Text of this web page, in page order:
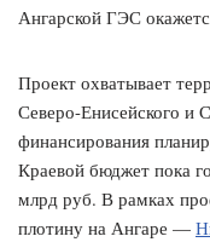
Ангарской ГЭС
Проект охватывает
Северо-Енисейского и
финансирования
Краевой бюджет пока
млрд руб. В рамках
плотину на Ангаре —